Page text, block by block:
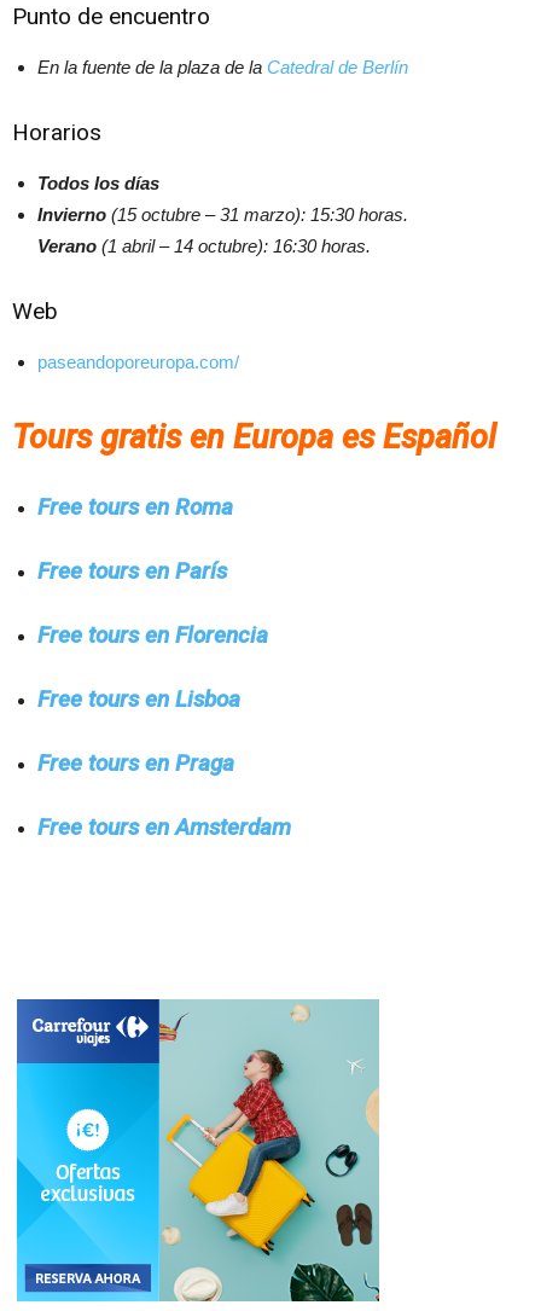
Punto de encuentro
En la fuente de la plaza de la Catedral de Berlín
Horarios
Todos los días
Invierno (15 octubre – 31 marzo): 15:30 horas.
Verano (1 abril – 14 octubre): 16:30 horas.
Web
paseandoporeuropa.com/
Tours gratis en Europa es Español
Free tours en Roma
Free tours en París
Free tours en Florencia
Free tours en Lisboa
Free tours en Praga
Free tours en Amsterdam